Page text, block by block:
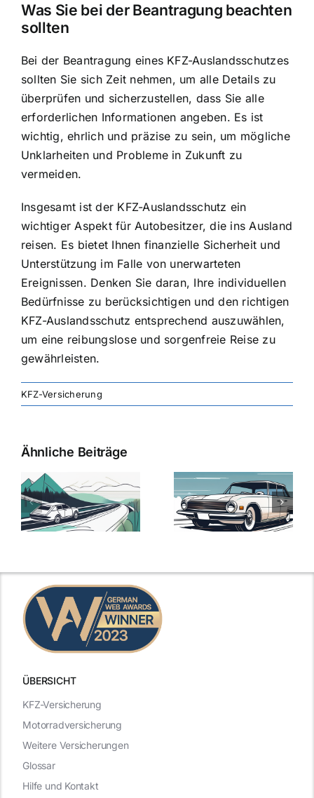
Was Sie bei der Beantragung beachten
sollten
Bei der Beantragung eines KFZ-Auslandsschutzes
sollten Sie sich Zeit nehmen, um alle Details zu
überprüfen und sicherzustellen, dass Sie alle
erforderlichen Informationen angeben. Es ist
wichtig, ehrlich und präzise zu sein, um mögliche
Unklarheiten und Probleme in Zukunft zu
vermeiden.
Insgesamt ist der KFZ-Auslandsschutz ein
wichtiger Aspekt für Autobesitzer, die ins Ausland
reisen. Es bietet Ihnen finanzielle Sicherheit und
Unterstützung im Falle von unerwarteten
Ereignissen. Denken Sie daran, Ihre individuellen
Bedürfnisse zu berücksichtigen und den richtigen
KFZ-Auslandsschutz entsprechend auszuwählen,
um eine reibungslose und sorgenfreie Reise zu
gewährleisten.
KFZ-Versicherung
Ähnliche Beiträge
Versicherung:
Günstige Kfz-
Versicherungstarife
mit Top-
Kfz-
Die besten
Angebote im
ÜBERSICHT
KFZ-Versicherung
Motorradversicherung
Weitere Versicherungen
Glossar
Hilfe und Kontakt